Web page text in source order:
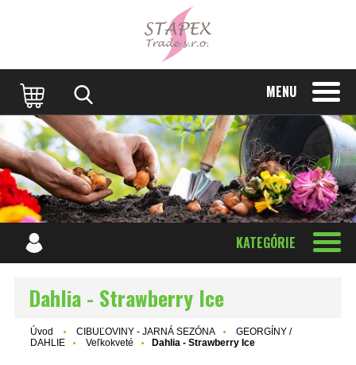
MENU
KATEGÓRIE
Dahlia - Strawberry Ice
Úvod CIBUĽOVINY - JARNÁ SEZÓNA
GEORGÍNY /
DAHLIE
Veľkokveté Dahlia - Strawberry Ice